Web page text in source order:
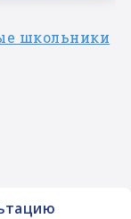
школьники